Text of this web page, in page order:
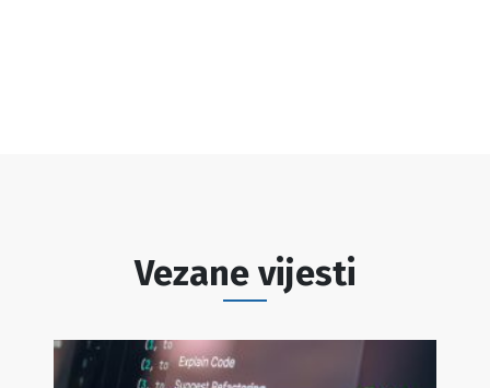
Vezane vijesti